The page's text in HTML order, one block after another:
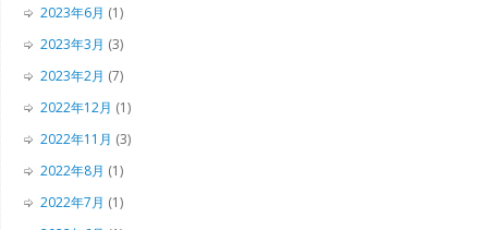
2023年6月 (1)
2023年3月 (3)
2023年2月 (7)
2022年12月 (1)
2022年11月 (3)
2022年8月 (1)
2022年7月 (1)